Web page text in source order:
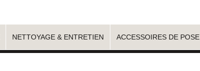
NETTOYAGE & ENTRETIEN ACCESSOIRES DE POSE